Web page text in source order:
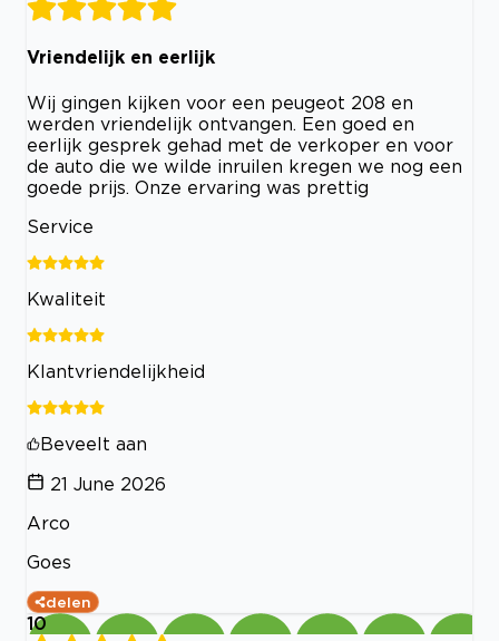
Vriendelijk en eerlijk
Wij gingen kijken voor een peugeot 208 en
werden vriendelijk ontvangen. Een goed en
eerlijk gesprek gehad met de verkoper en voor
de auto die we wilde inruilen kregen we nog een
goede prijs. Onze ervaring was prettig
Service
Kwaliteit
Klantvriendelijkheid
Beveelt aan
21 June 2026
Arco
Goes
delen
10